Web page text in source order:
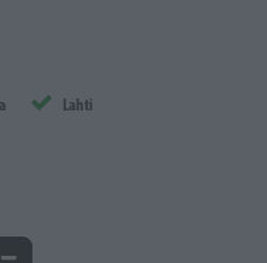
Lahti
Vähennä määrää